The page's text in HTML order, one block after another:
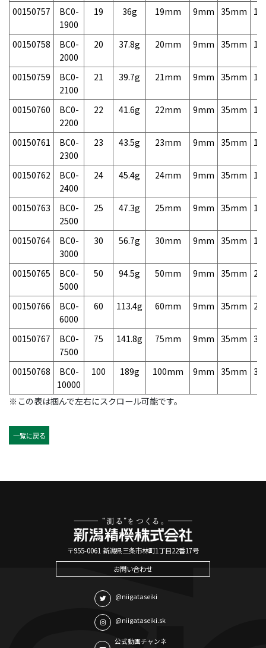
00150757
BC0-
1900
19 36g 19mm 9mm 35mm
00150758
BC0-
2000
20 37.8g 20mm 9mm 35mm
00150759
BC0-
2100
21 39.7g 21mm 9mm 35mm
00150760
BC0-
2200
22 41.6g 22mm 9mm 35mm
00150761
BC0-
2300
23 43.5g 23mm 9mm 35mm
00150762
BC0-
2400
24 45.4g 24mm 9mm 35mm
00150763
BC0-
2500
25 47.3g 25mm 9mm 35mm
00150764
BC0-
3000
30 56.7g 30mm 9mm 35mm
00150765
BC0-
5000
50 94.5g 50mm 9mm 35mm
00150766
BC0-
6000
60 113.4g 60mm 9mm 35mm
00150767
BC0-
7500
75 141.8g 75mm 9mm 35mm
00150768
BC0-
10000
100 189g 100mm 9mm 35mm
※この表は掴んで左右にスクロール可能です。
一覧に戻る
〒955-0061 新潟県三条市林町1丁目22番17号
お問い合わせ
@niigataseiki
@niigataseiki.sk
公式動画チャンネ